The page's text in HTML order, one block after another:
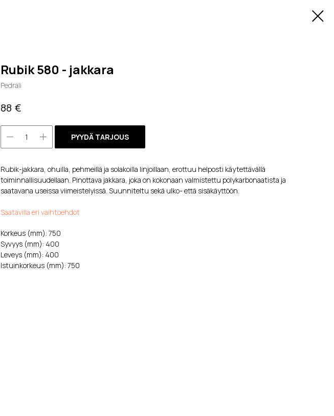
Rubik 580 - jakkara
Pedrali
88 €
PYYDÄ TARJOUS
Rubik-jakkara, ohuilla, pehmeillä ja solakoilla linjoillaan, erottuu helposti käytettävällä
toiminnallisuudellaan. Pinottava jakkara, joka on kokonaan valmistettu polykarbonaatista ja
saatavana useissa viimeistelyissä. Suunniteltu sekä ulko- että sisäkäyttöön.
Saatavilla eri vaihtoehdot
Korkeus (mm): 750
Syvyys (mm): 400
Leveys (mm): 400
Istuinkorkeus (mm): 750